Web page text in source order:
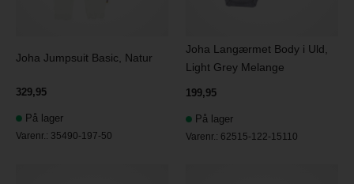
Joha Jumpsuit Basic, Natur
329,95
På lager
Varenr.: 35490-197-50
Joha Langærmet Body i Uld,
Light Grey Melange
199,95
På lager
Varenr.: 62515-122-15110